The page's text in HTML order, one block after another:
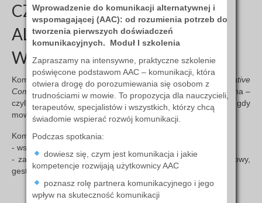
CZYM JEST KOMUNIKACJA
ALTERNATYWNA I
WSPOMAGAJĄCA AAC?
Komunikacja AAC (ang.
Augmentative and Alternative
Communication
) to komunikacja wspomagająca i alternatywna –
czyli wszystko to, co pomaga osobie porozumiewać się, gdy
mowa jest niewystarczająca lub niemożliwa.
Komunikacja AAC może:
- wspomagać mowę (np. przez gesty, obrazki, symbole),
- zastępować mowę (np. przez komunikatory z syntezą mowy,
gesty, symbole).
Wprowadzenie do komunikacji alternatywnej i
wspomagającej (AAC): od rozumienia potrzeb do
tworzenia pierwszych doświadczeń
komunikacyjnych. Moduł I szkolenia
Zapraszamy na intensywne, praktyczne szkolenie
poświęcone podstawom AAC – komunikacji, która
otwiera drogę do porozumiewania się osobom z
trudnościami w mowie. To propozycja dla nauczycieli,
terapeutów, specjalistów i wszystkich, którzy chcą
świadomie wspierać rozwój komunikacji.
Podczas spotkania:
dowiesz się, czym jest komunikacja i jakie
kompetencje rozwijają użytkownicy AAC
poznasz rolę partnera komunikacyjnego i jego
wpływ na skuteczność komunikacji